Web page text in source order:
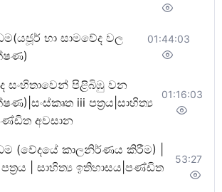
හා සාමවේද වල
01:44:03
සංහිතාවෙන් පිළිබිඹු වන
iii පත්‍රය|සාහිත්‍ය
අවසාන
01:16:03
(වේදයේ කාලනිර්ණය කිරීම) |
පත්‍රය | සාහිත්‍ය ඉතිහාසය|පණ්ඩිත
53:27